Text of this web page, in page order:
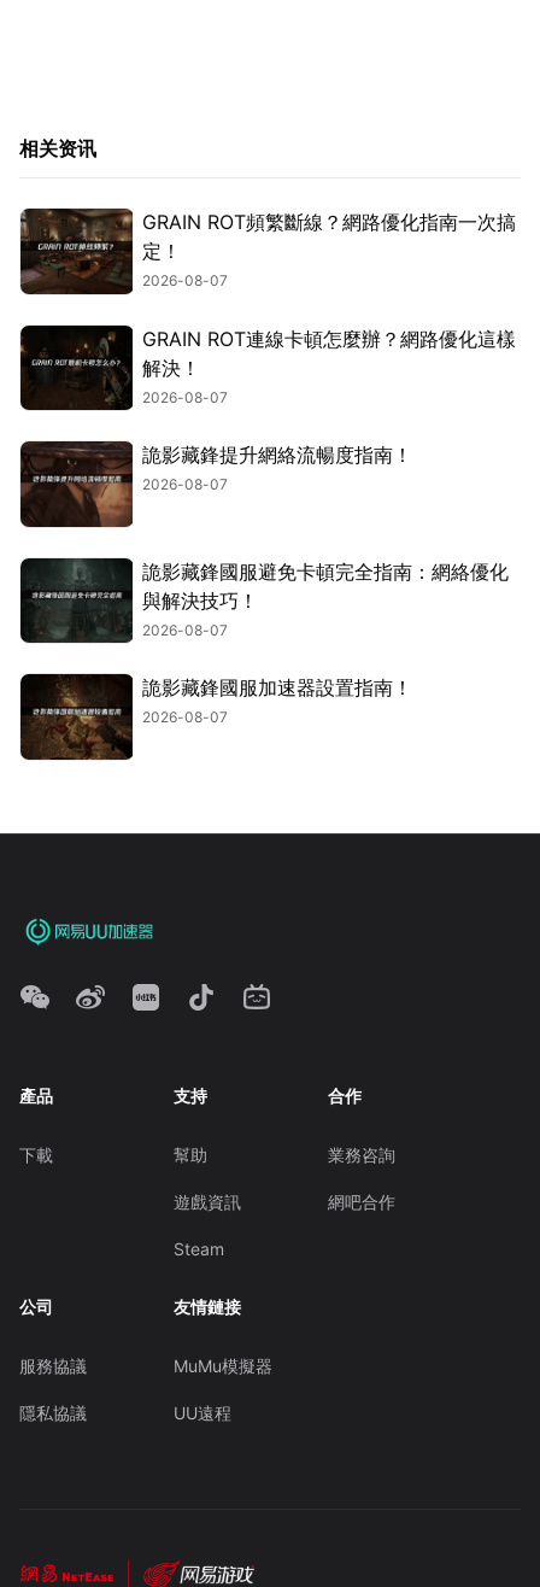
相关资讯
GRAIN ROT頻繁斷線？網路優化指南一次搞
定！
2026-08-07
GRAIN ROT連線卡頓怎麼辦？網路優化這樣
解決！
2026-08-07
詭影藏鋒提升網絡流暢度指南！
2026-08-07
詭影藏鋒國服避免卡頓完全指南：網絡優化
與解決技巧！
2026-08-07
詭影藏鋒國服加速器設置指南！
2026-08-07
產品
下載
支持
幫助
遊戲資訊
Steam
合作
業務咨詢
網吧合作
公司
服務協議
隱私協議
友情鏈接
MuMu模擬器
UU遠程